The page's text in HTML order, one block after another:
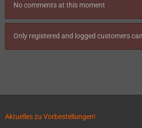
No comments at this moment
Only registered and logged customers
Aktuelles zu Vorbestellungen!